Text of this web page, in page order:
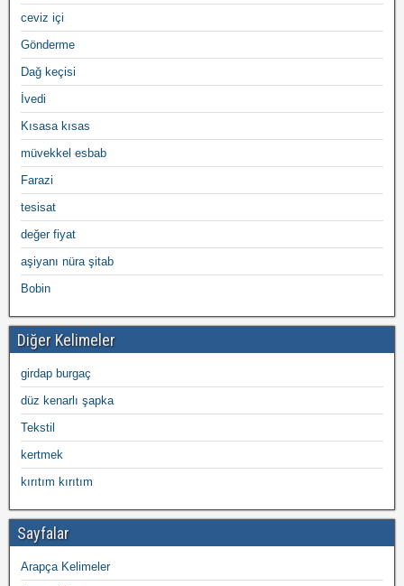
ceviz içi
Gönderme
Dağ keçisi
İvedi
Kısasa kısas
müvekkel esbab
Farazi
tesisat
değer fiyat
aşiyanı nüra şitab
Bobin
Diğer Kelimeler
girdap burgaç
düz kenarlı şapka
Tekstil
kertmek
kırıtım kırıtım
Sayfalar
Arapça Kelimeler